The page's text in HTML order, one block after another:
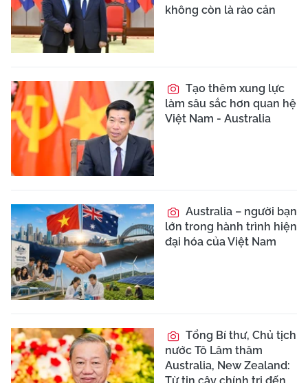
không còn là rào cản
Tạo thêm xung lực
làm sâu sắc hơn quan hệ
Việt Nam - Australia
Australia – người bạn
lớn trong hành trình hiện
đại hóa của Việt Nam
Tổng Bí thư, Chủ tịch
nước Tô Lâm thăm
Australia, New Zealand: